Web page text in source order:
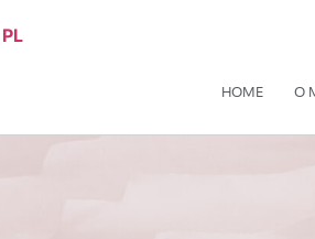
PL
HOME O